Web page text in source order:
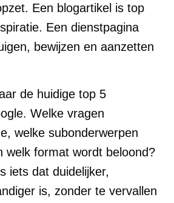
Een blogartikel is top
Een dienstpagina
bewijzen en aanzetten
de huidige top 5
Welke vragen
welke subonderwerpen
welk format wordt beloond?
iets dat duidelijker,
is, zonder te vervallen